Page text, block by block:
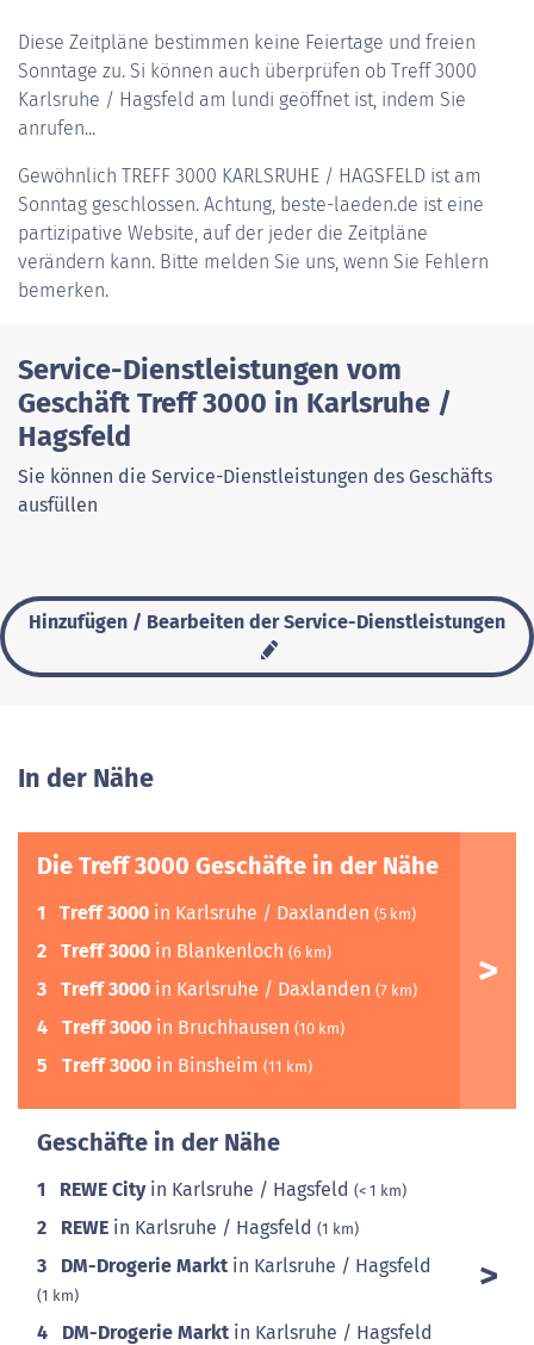
Diese Zeitpläne bestimmen keine Feiertage und freien
Sonntage zu. Si können auch überprüfen ob Treff 3000
Karlsruhe / Hagsfeld am lundi geöffnet ist, indem Sie
anrufen...
Gewöhnlich TREFF 3000 KARLSRUHE / HAGSFELD ist am
Sonntag geschlossen. Achtung, beste-laeden.de ist eine
partizipative Website, auf der jeder die Zeitpläne
verändern kann. Bitte melden Sie uns, wenn Sie Fehlern
bemerken.
Service-Dienstleistungen vom
Geschäft Treff 3000 in Karlsruhe /
Hagsfeld
Sie können die Service-Dienstleistungen des Geschäfts
ausfüllen
Hinzufügen / Bearbeiten der Service-Dienstleistungen
In der Nähe
Die Treff 3000 Geschäfte in der Nähe
1 Treff 3000 in Karlsruhe / Daxlanden (5 km)
2 Treff 3000 in Blankenloch (6 km)
3 Treff 3000 in Karlsruhe / Daxlanden (7 km)
4 Treff 3000 in Bruchhausen (10 km)
5 Treff 3000 in Binsheim (11 km)
Geschäfte in der Nähe
1 REWE Cityin Karlsruhe / Hagsfeld (< 1 km)
2 REWE in Karlsruhe / Hagsfeld (1 km)
3 DM-Drogerie Markt in Karlsruhe / Hagsfeld
(1 km)
4 DM-Drogerie Markt in Karlsruhe / Hagsfeld